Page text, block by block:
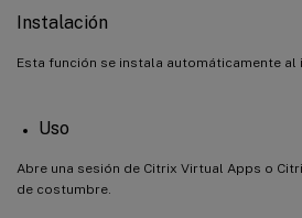
Instalación
Esta función se instala automáticamente al
Uso
Abre una sesión de Citrix Virtual Apps o
de costumbre.